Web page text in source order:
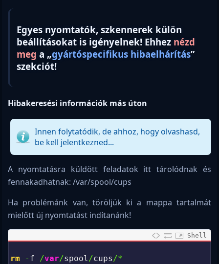
Egyes nyomtatók, szkennerek külön
beállításokat is igényelnek! Ehhez nézd
meg a „gyártóspecifikus hibaelhárítás”
szekciót!
Hibakeresési információk más úton
Innen folytatódik, de ahhoz, hogy olvashasd,
be kell jelentkezned...
A nyomtatásra küldött feladatok itt tárolódnak és
fennakadhatnak: /var/spool/cups
Ha problémánk van, töröljük ki a mappa tartalmát
mielőtt új nyomtatást indítanánk!
Shell
rm - f /var/spool /cups /*